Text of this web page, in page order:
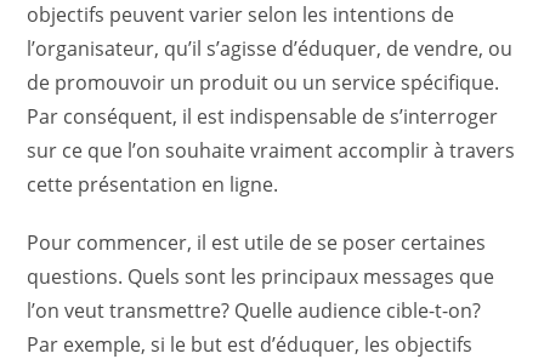
objectifs peuvent varier selon les intentions de
l’organisateur, qu’il s’agisse d’éduquer, de vendre, ou
de promouvoir un produit ou un service spécifique.
Par conséquent, il est indispensable de s’interroger
sur ce que l’on souhaite vraiment accomplir à travers
cette présentation en ligne.
Pour commencer, il est utile de se poser certaines
questions. Quels sont les principaux messages que
l’on veut transmettre? Quelle audience cible-t-on?
Par exemple, si le but est d’éduquer, les objectifs